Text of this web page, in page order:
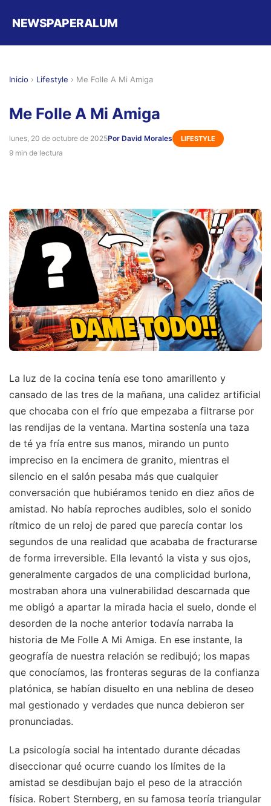
NEWSPAPERALUM
Inicio › Lifestyle › Me Folle A Mi Amiga
Me Folle A Mi Amiga
lunes, 20 de octubre de 2025Por David Morales LIFESTYLE
9 min de lectura
La luz de la cocina tenía ese tono amarillento y
cansado de las tres de la mañana, una calidez artificial
que chocaba con el frío que empezaba a filtrarse por
las rendijas de la ventana. Martina sostenía una taza
de té ya fría entre sus manos, mirando un punto
impreciso en la encimera de granito, mientras el
silencio en el salón pesaba más que cualquier
conversación que hubiéramos tenido en diez años de
amistad. No había reproches audibles, solo el sonido
rítmico de un reloj de pared que parecía contar los
segundos de una realidad que acababa de fracturarse
de forma irreversible. Ella levantó la vista y sus ojos,
generalmente cargados de una complicidad burlona,
mostraban ahora una vulnerabilidad descarnada que
me obligó a apartar la mirada hacia el suelo, donde el
desorden de la noche anterior todavía narraba la
historia de Me Folle A Mi Amiga. En ese instante, la
geografía de nuestra relación se redibujó; los mapas
que conocíamos, las fronteras seguras de la confianza
platónica, se habían disuelto en una neblina de deseo
mal gestionado y verdades que nunca debieron ser
pronunciadas.
La psicología social ha intentado durante décadas
diseccionar qué ocurre cuando los límites de la
amistad se desdibujan bajo el peso de la atracción
física. Robert Sternberg, en su famosa teoría triangular